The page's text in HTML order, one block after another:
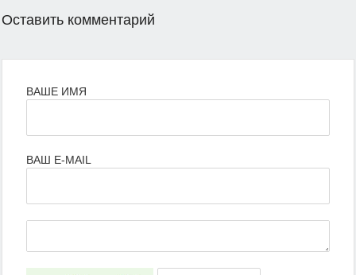
Оставить комментарий
ВАШЕ ИМЯ
ВАШ E-MAIL